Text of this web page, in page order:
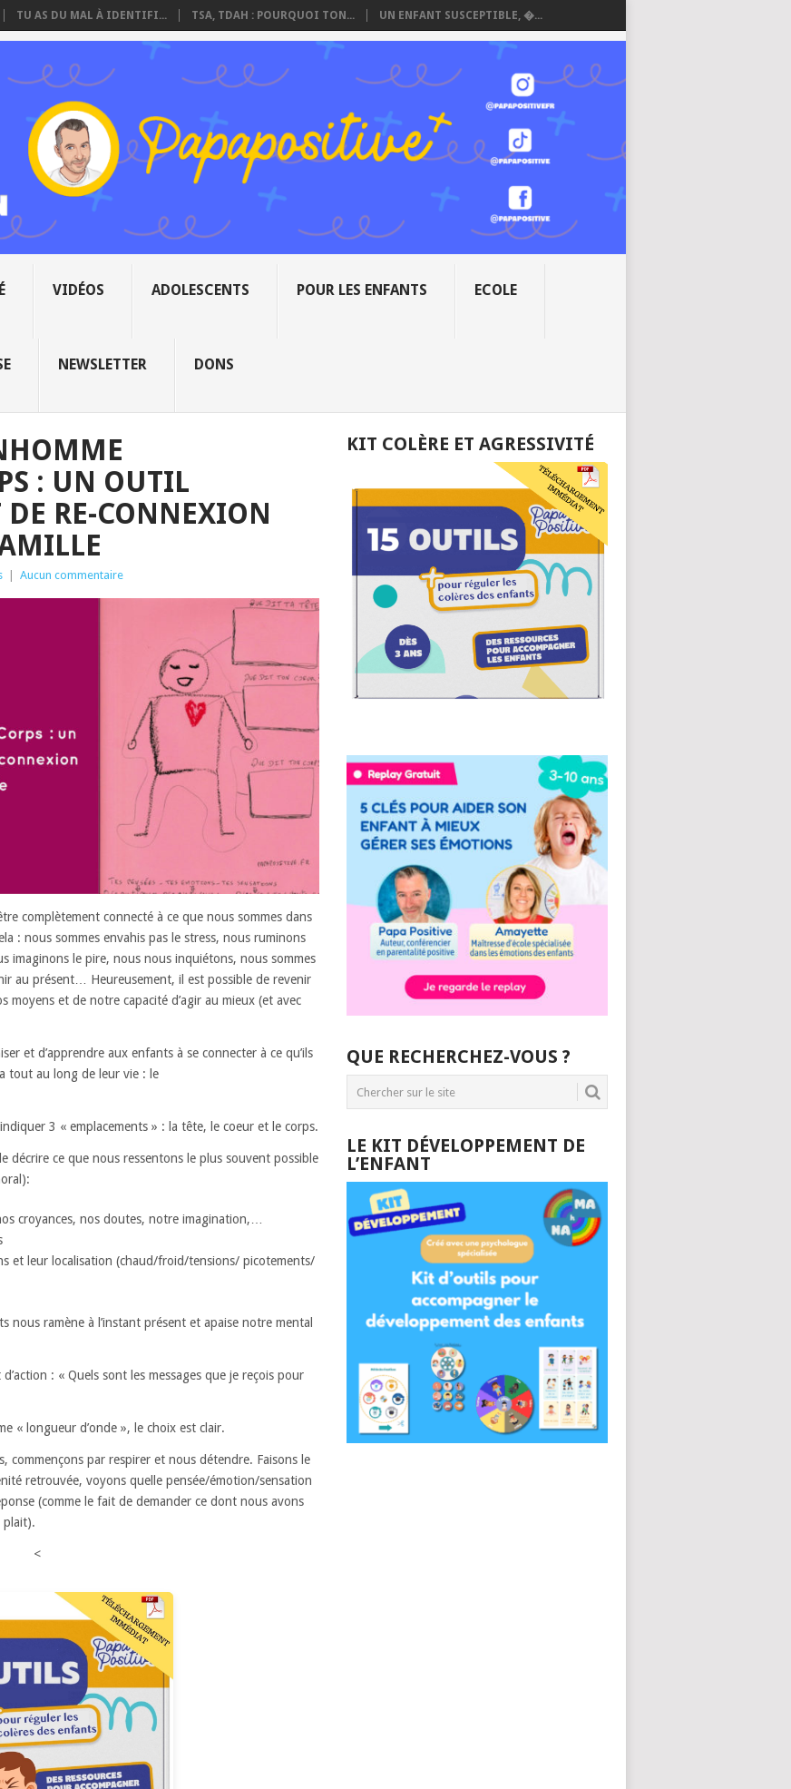
TU AS DU MAL À IDENTIFI... TSA, TDAH : POURQUOI TON... UN ENFANT SUSCEPTIBLE, �...
VIDÉOS ADOLESCENTS POUR LES ENFANTS ECOLE
NEWSLETTER DONS
: UN OUTIL
DE RE-CONNEXION
Aucun commentaire
complètement connecté à ce que nous sommes dans
: nous sommes envahis pas le stress, nous ruminons
imaginons le pire, nous nous inquiétons, nous sommes
au présent… Heureusement, il est possible de revenir
moyens et de notre capacité d’agir au mieux (et avec
et d’apprendre aux enfants à se connecter à ce qu’ils
tout au long de leur vie : le
3 « emplacements » : la tête, le coeur et le corps.
décrire ce que nous ressentons le plus souvent possible
croyances, nos doutes, notre imagination,…
et leur localisation (chaud/froid/tensions/ picotements/
nous ramène à l’instant présent et apaise notre mental
: « Quels sont les messages que je reçois pour
« longueur d’onde », le choix est clair.
commençons par respirer et nous détendre. Faisons le
retrouvée, voyons quelle pensée/émotion/sensation
(comme le fait de demander ce dont nous avons
plait).
<
KIT COLÈRE ET AGRESSIVITÉ
QUE RECHERCHEZ-VOUS ?
LE KIT DÉVELOPPEMENT DE
L’ENFANT